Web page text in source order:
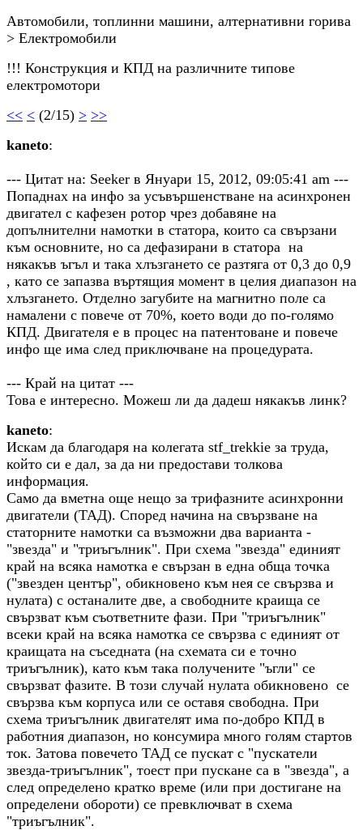
Автомобили, топлинни машини, алтернативни горива
> Електромобили
!!! Конструкция и КПД на различните типове
електромотори
<< < (2/15) > >>
kaneto:
--- Цитат на: Seeker в Януари 15, 2012, 09:05:41 am ---
Попаднах на инфо за усъвършенстване на асинхронен
двигател с кафезен ротор чрез добавяне на
допълнителни намотки в статора, които са свързани
към основните, но са дефазирани в статора на
някакъв ъгъл и така хлъзгането се разтяга от 0,3 до 0,9
, като се запазва въртящия момент в целия диапазон на
хлъзгането. Отделно загубите на магнитно поле са
намалени с повече от 70%, което води до по-голямо
КПД. Двигателя е в процес на патентоване и повече
инфо ще има след приключване на процедурата.
--- Край на цитат ---
Това е интересно. Можеш ли да дадеш някакъв линк?
kaneto:
Искам да благодаря на колегата stf_trekkie за труда,
който си е дал, за да ни предостави толкова
информация.
Само да вметна още нещо за трифазните асинхронни
двигатели (ТАД). Според начина на свързване на
статорните намотки са възможни два варианта -
"звезда" и "триъгълник". При схема "звезда" единият
край на всяка намотка е свързан в една обща точка
("звезден център", обикновено към нея се свързва и
нулата) с останалите две, а свободните краища се
свързват към съответните фази. При "триъгълник"
всеки край на всяка намотка се свързва с единият от
краищата на съседната (на схемата си е точно
триъгълник), като към така получените "ъгли" се
свързват фазите. В този случай нулата обикновено се
свързва към корпуса или се оставя свободна. При
схема триъгълник двигателят има по-добро КПД в
работния диапазон, но консумира много голям стартов
ток. Затова повечето ТАД се пускат с "пускатели
звезда-триъгълник", тоест при пускане са в "звезда", а
след определено кратко време (или при достигане на
определени обороти) се превключват в схема
"триъгълник".